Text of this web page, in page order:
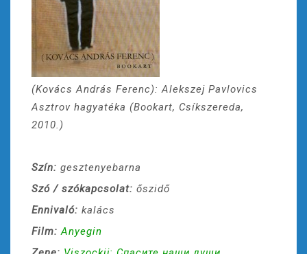
(Kovács András Ferenc): Alekszej Pavlovics
Asztrov hagyatéka (Bookart, Csíkszereda,
2010.)
Szín: gesztenyebarna
Szó / szókapcsolat: őszidő
Ennivaló: kalács
Film: Anyegin